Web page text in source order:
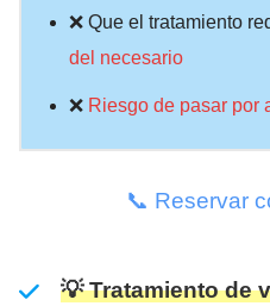
❌ Que el tratamiento
del necesario
❌ Riesgo de pasar por
📞 Reservar
💡 Tratamiento de